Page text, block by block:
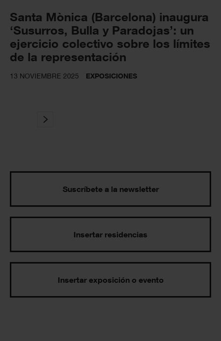
Santa Mònica (Barcelona) inaugura
‘Susurros, Bulla y Paradojas’: un
ejercicio colectivo sobre los límites
de la representación
13 NOVIEMBRE 2025 EXPOSICIONES
Suscríbete a la newsletter
Insertar residencias
Insertar exposición o evento